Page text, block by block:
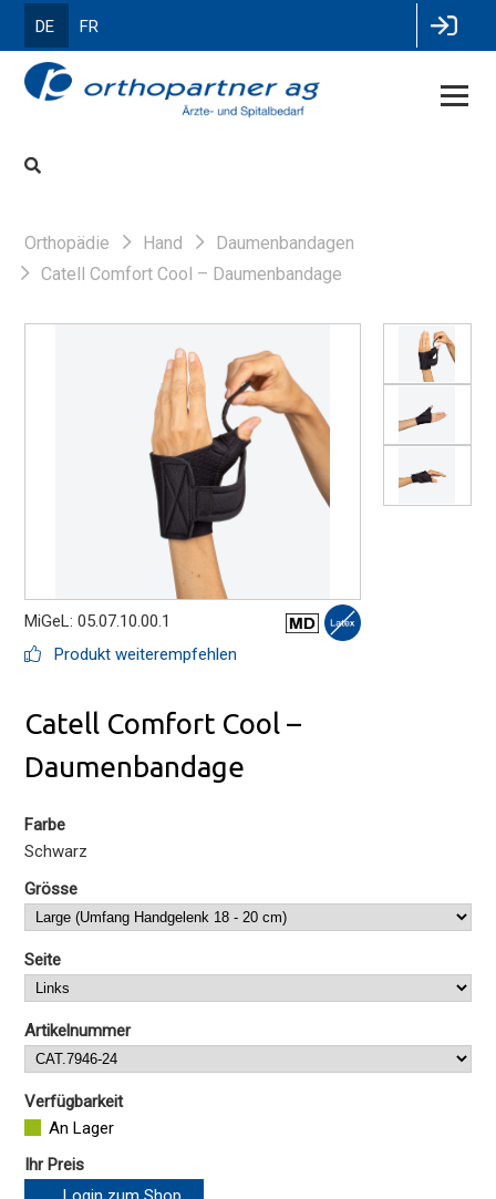
DE FR
Orthopädie Hand
Daumenbandagen
Catell Comfort Cool – Daumenbandage
MiGeL: 05.07.10.00.1
Produkt weiterempfehlen
Catell Comfort Cool –
Daumenbandage
Farbe
Schwarz
Grösse
Seite
Artikelnummer
Verfügbarkeit
An Lager
Ihr Preis